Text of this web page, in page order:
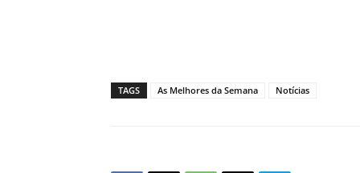
TAGS As Melhores da Semana Notícias